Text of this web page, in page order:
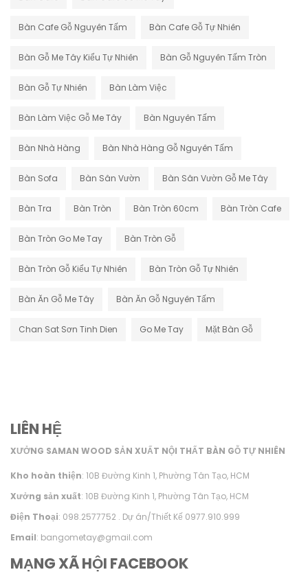
Bàn Cafe Gỗ Nguyên Tấm Bàn Cafe Gỗ Tự Nhiên
Bàn Gỗ Me Tây Kiểu Tự Nhiên Bàn Gỗ Nguyên Tấm Tròn
Bàn Gỗ Tự Nhiên Bàn Làm Việc
Bàn Làm Việc Gỗ Me Tây Bàn Nguyên Tấm
Bàn Nhà Hàng Bàn Nhà Hàng Gỗ Nguyên Tấm
Bàn Sofa Bàn Sân Vườn Bàn Sân Vườn Gỗ Me Tây
Bàn Tra Bàn Tròn Bàn Tròn 60cm Bàn Tròn Cafe
Bàn Tròn Go Me Tay Bàn Tròn Gỗ
Bàn Tròn Gỗ Kiểu Tự Nhiên Bàn Tròn Gỗ Tự Nhiên
Bàn Ăn Gỗ Me Tây Bàn Ăn Gỗ Nguyên Tấm
Chan Sat Sơn Tinh Dien Go Me Tay Mặt Bàn Gỗ
LIÊN HỆ
XƯỞNG SAMAN WOOD SẢN XUẤT NỘI THẤT BÀN GỖ TỰ NHIÊN
Kho hoàn thiện: 10B Đường Kinh 1, Phường Tân Tạo, HCM
Xưởng sản xuất: 10B Đường Kinh 1, Phường Tân Tạo, HCM
Điện Thoại: 098.2577752 . Dự án/Thiết Kế 0977.910.999
Email: bangometay@gmail.com
MẠNG XÃ HỘI FACEBOOK